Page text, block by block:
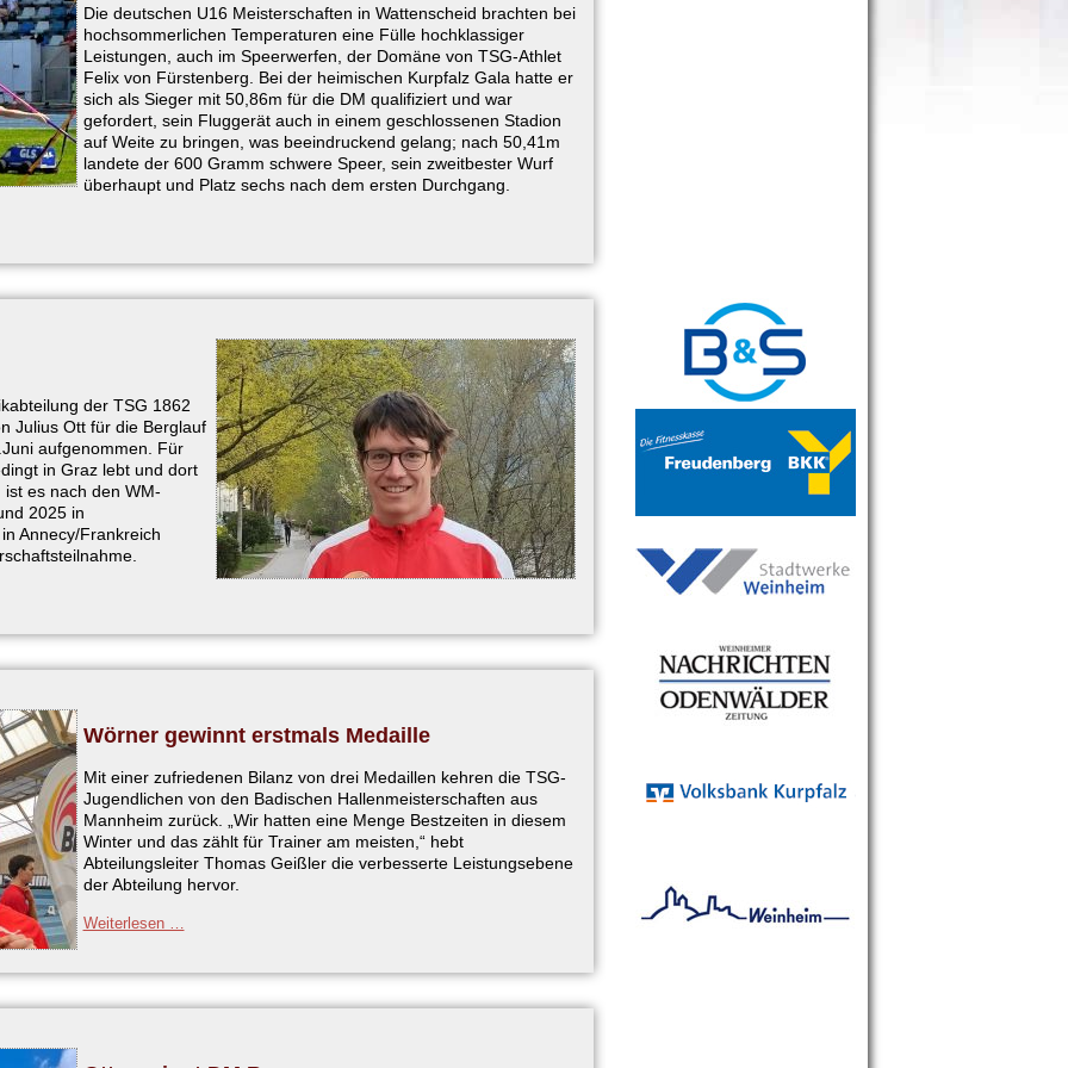
Die deutschen U16 Meisterschaften in Wattenscheid brachten bei
hochsommerlichen Temperaturen eine Fülle hochklassiger
Leistungen, auch im Speerwerfen, der Domäne von TSG-Athlet
Felix von Fürstenberg. Bei der heimischen Kurpfalz Gala hatte er
sich als Sieger mit 50,86m für die DM qualifiziert und war
gefordert, sein Fluggerät auch in einem geschlossenen Stadion
auf Weite zu bringen, was beeindruckend gelang; nach 50,41m
landete der 600 Gramm schwere Speer, sein zweitbester Wurf
überhaupt und Platz sechs nach dem ersten Durchgang.
der TSG 1862
Julius Ott für die Berglauf
aufgenommen. Für
in Graz lebt und dort
es nach den WM-
2025 in
Annecy/Frankreich
Wörner gewinnt erstmals Medaille
Mit einer zufriedenen Bilanz von drei Medaillen kehren die TSG-
Jugendlichen von den Badischen Hallenmeisterschaften aus
Mannheim zurück. „Wir hatten eine Menge Bestzeiten in diesem
Winter und das zählt für Trainer am meisten,“ hebt
Abteilungsleiter Thomas Geißler die verbesserte Leistungsebene
der Abteilung hervor.
Weiterlesen …